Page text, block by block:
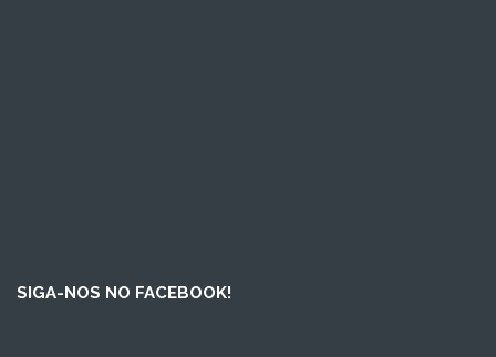
SIGA-NOS NO FACEBOOK!